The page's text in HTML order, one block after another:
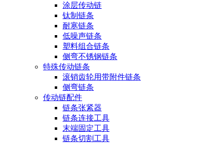
涂层传动链
钛制链条
耐寒链条
低噪声链条
塑料组合链条
侧弯不锈钢链条
特殊传动链条
滚销齿轮用带附件链条
侧弯链条
传动链配件
链条张紧器
链条连接工具
末端固定工具
链条切割工具